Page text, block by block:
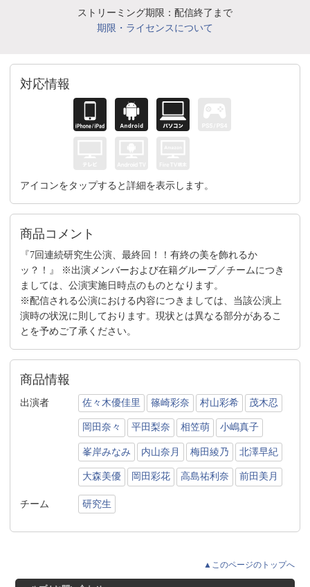
ストリーミング期限：配信終了まで
期限・ライセンスについて
対応情報
アイコンをタップすると詳細を表示します。
商品コメント
『7回連続研究生公演、最終回！！有終の美を飾れるか
ッ？！』 ※出演メンバーおよび在籍グループ／チームにつき
ましては、公演実施日時点のものとなります。
※配信される公演における内容につきましては、当該公演上
演時の状況に則しております。現状とは異なる部分があるこ
とを予めご了承ください。
商品情報
出演者 佐々木優佳里 篠崎彩奈 村山彩希 茂木忍
岡田奈々 平田梨奈 相笠萌 小嶋真子
峯岸みなみ 内山奈月 梅田綾乃 北澤早紀
大森美優 岡田彩花 高島祐利奈 前田美月
チーム 研究生
▲このページのトップへ